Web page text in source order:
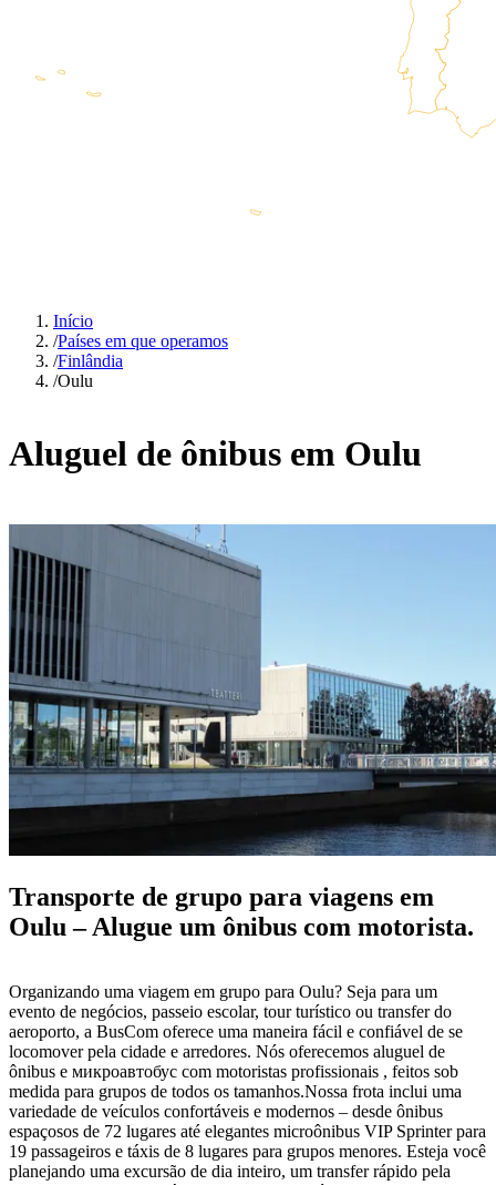
Início
/Países em que operamos
/Finlândia
/Oulu
Aluguel de ônibus em Oulu
Transporte de grupo para viagens em
Oulu – Alugue um ônibus com motorista.
Organizando uma viagem em grupo para Oulu? Seja para um
evento de negócios, passeio escolar, tour turístico ou transfer do
aeroporto, a BusCom oferece uma maneira fácil e confiável de se
locomover pela cidade e arredores. Nós oferecemos aluguel de
ônibus e микроавтобус com motoristas profissionais , feitos sob
medida para grupos de todos os tamanhos.Nossa frota inclui uma
variedade de veículos confortáveis e modernos – desde ônibus
espaçosos de 72 lugares até elegantes microônibus VIP Sprinter para
19 passageiros e táxis de 8 lugares para grupos menores. Esteja você
planejando uma excursão de dia inteiro, um transfer rápido pela